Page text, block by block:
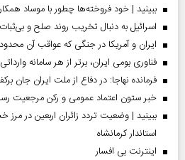
ببینید | خود فروخته‌ها چطور با موساد
اسرائیل به دنبال تخریب روند صلح و
ایران و آمریکا در جنگی که عواقب آن
فناوری بومی ایران، برتر از هر سامانه
فرمانده نهاجا: در دفاع از ملت ایران جان
خبر ستون اعتماد عمومی و رکن مرجعیت
ببینید | وضعیت تردد زائران اربعین در
استاندار کرمانشاه
اینترنت بی افسار